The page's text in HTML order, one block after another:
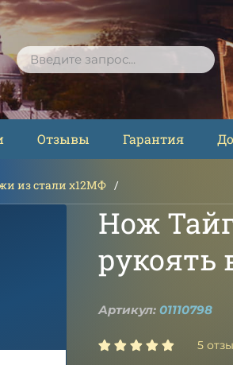
Отзывы Гарантия
из стали х12МФ
Нож
рукоять
Артикул: 01110798
5